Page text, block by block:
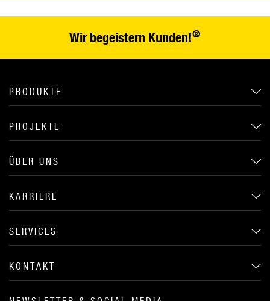
Wir begeistern Kunden!®
PRODUKTE
PROJEKTE
ÜBER UNS
KARRIERE
SERVICES
KONTAKT